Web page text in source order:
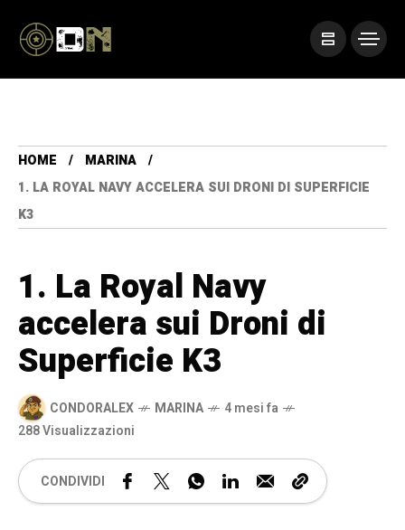
HOME
MARINA
1. LA ROYAL NAVY ACCELERA SUI DRONI DI SUPERFICIE
K3
1. La Royal Navy
accelera sui Droni di
Superficie K3
CONDORALEX MARINA
4 mesi fa
288 Visualizzazioni
CONDIVIDI